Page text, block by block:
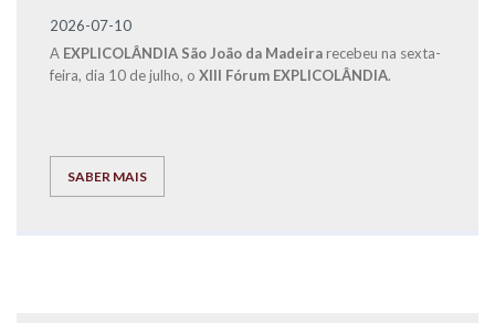
2026-07-10
A EXPLICOLÂNDIA São João da Madeirarecebeu na sexta-
feira, dia 10 de julho, o XIII Fórum EXPLICOLÂNDIA.
SABER MAIS